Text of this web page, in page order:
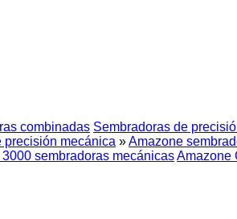
combinadas Sembradoras de
precisión mecánica »Amazone
sembradoras mecánicasAmazone